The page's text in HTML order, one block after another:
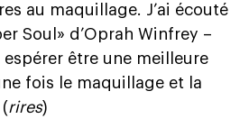
au maquillage. J’ai écouté
Soul » d’Oprah Winfrey –
être une meilleure
fois le maquillage et la
rires)